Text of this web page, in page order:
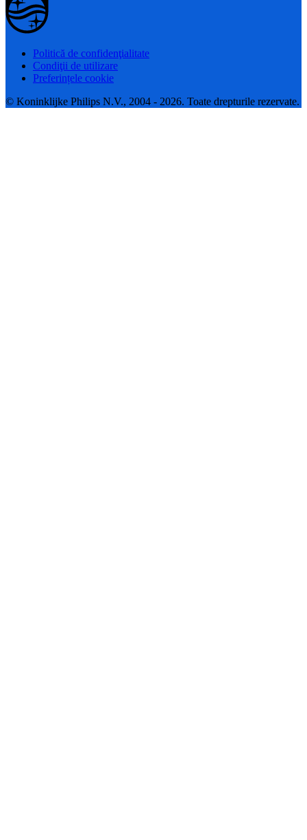
Politică de confidenţialitate
Condiţii de utilizare
Preferințele cookie
© Koninklijke Philips N.V., 2004 - 2026. Toate drepturile rezervate.